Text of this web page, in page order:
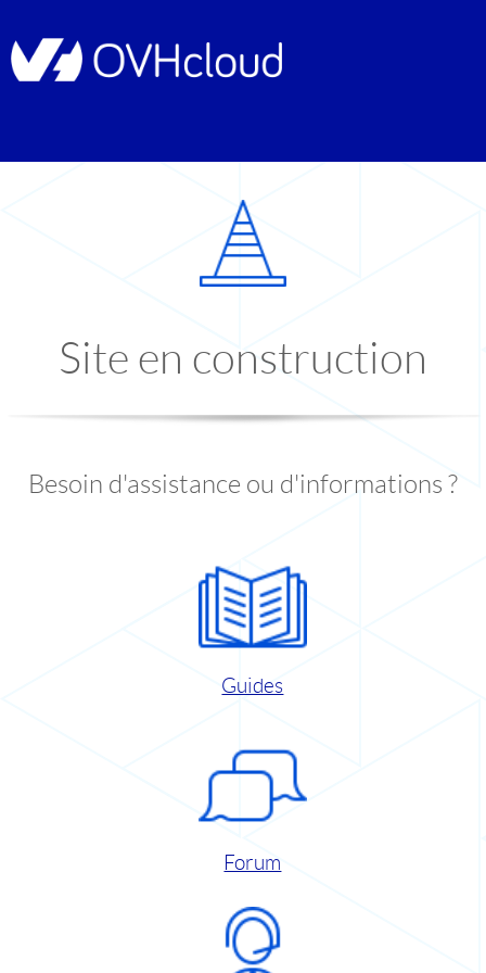
Site en construction
Besoin d'assistance ou d'informations ?
Guides
Forum